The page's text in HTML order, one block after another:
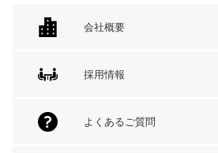
会社概要
採用情報
よくあるご質問